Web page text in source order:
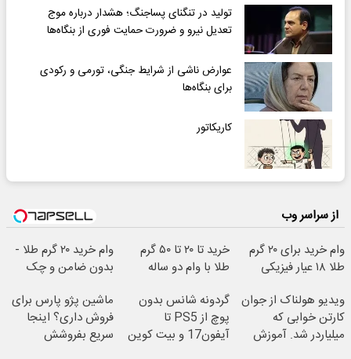
تولید در تنگنای پساجنگ؛ هشدار درباره موج
تعدیل نیرو و ضرورت حمایت فوری از بنگاه‌ها
عوارض ناشی از شرایط جنگی، تورمی و رکودی
برای بنگاه‌ها
کاریکاتور
از سراسر وب
وام خرید برای ۲۰ گرم
طلا ۱۸ عیار فیزیکی
خرید تا ۲۰ تا ۵۰ گرم
طلا با وام دو ساله
وام خرید ۲۰ گرم طلا -
بدون ضامن و چک
ویدیو هولناک از جوان
کارتن خوابی که
میلیاردر شد. آموزش
گردونه شانس بدون
پوچ از PS5 تا
آیفون17 و بیت کوین
ماشین پژو پارس برای
فروش داری؟ اینجا
سریع بفروشش